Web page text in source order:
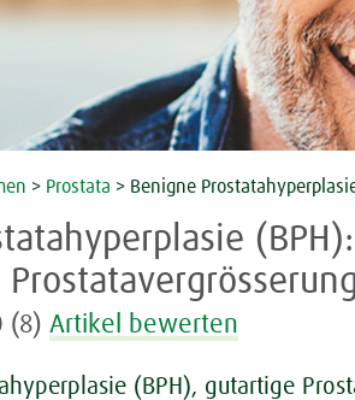
> Prostata > Benigne
(BPH):
(8)Artikel bewerten
(BPH), gutartige